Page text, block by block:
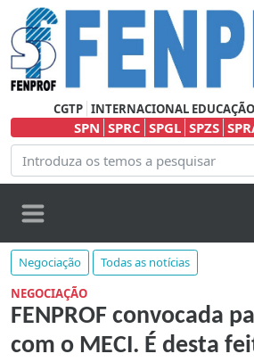
CGTP INTERNACIONAL EDUCAÇÃO
SPN SPRC SPGL SPZS
Negociação
Todas as notícias
NEGOCIAÇÃO
FENPROF convocada
com o MECI. É desta